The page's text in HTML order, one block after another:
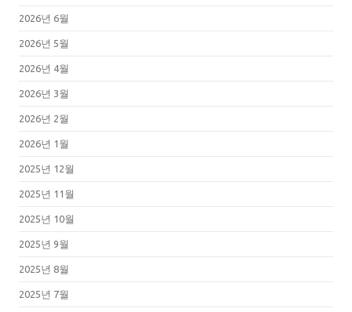
2026년 6월
2026년 5월
2026년 4월
2026년 3월
2026년 2월
2026년 1월
2025년 12월
2025년 11월
2025년 10월
2025년 9월
2025년 8월
2025년 7월